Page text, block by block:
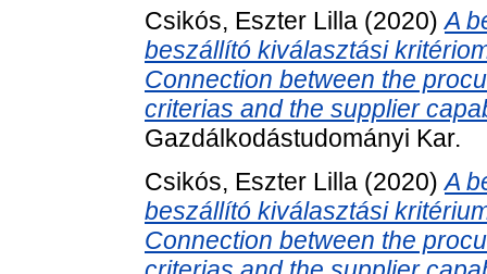
Csikós, Eszter Lilla (2020)A
beszállító kiválasztási
Connection between the
criterias and the supplier
Gazdálkodástudományi Kar.
Csikós, Eszter Lilla (2020)A
beszállító kiválasztási
Connection between the